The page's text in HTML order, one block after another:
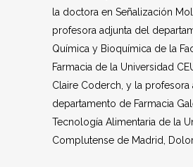
la doctora en Señalización
profesora adjunta del
Química y Bioquímica de la
Farmacia de la Universidad
Claire Coderch, y la profesora
departamento de Farmacia
Tecnología Alimentaria de la
Complutense de Madrid,